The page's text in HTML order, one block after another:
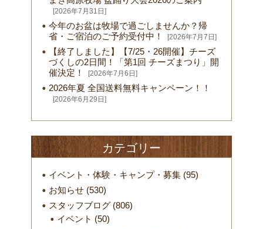
[2026年7月31日]
今年のお盆は牧場で過ごしませんか？帰
省・ご宿泊のご予約受付中！
[2026年7月7日]
【終了しました】【7/25・26開催】チーズ
づくしの2日間！「第1回 チーズまつり」開
催決定！
[2026年7月6日]
2026年夏 全国送料無料キャンペーン！！
[2026年6月29日]
カテゴリー
イベント・体験・キャンプ・募集(95)
お知らせ(530)
スタッフブログ(806)
イベント (50)